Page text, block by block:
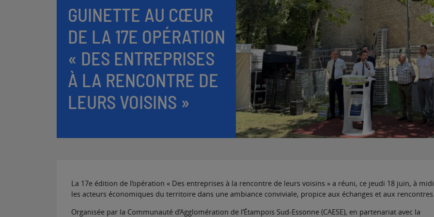
GUINETTE AU CŒUR
DE LA 17E OPÉRATION
« DES ENTREPRISES
À LA RENCONTRE DE
LEURS VOISINS »
La 17e édition de l’opération « Des entreprises à la rencontre de leurs voisins » a réuni, ce jeudi 18 juin, à
les acteurs économiques du territoire dans une ambiance conviviale, propice aux échanges et aux rencontres.
Organisée par la Communauté d’Agglomération de l’Étampois Sud-Essonne (CAESE), en partenariat avec la